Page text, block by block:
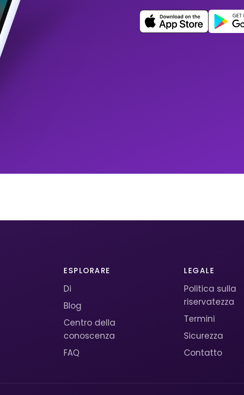
ESPLORARE
Di
Blog
Centro della
conoscenza
FAQ
LEGALE
Politica sulla
riservatezza
Termini
Sicurezza
Contatto